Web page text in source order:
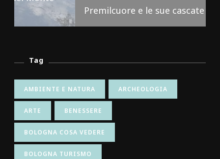
Premilcuore e le sue cascate spettacolari
Tag
AMBIENTE E NATURA ARCHEOLOGIA
ARTE BENESSERE
BOLOGNA COSA VEDERE
BOLOGNA TURISMO